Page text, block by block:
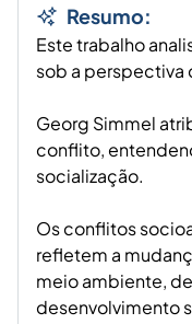
Resumo:
Este trabalho
sob a perspectiva
Georg Simmel
conflito,
socialização.
Os conflitos
refletem a
meio ambiente,
desenvolvimento